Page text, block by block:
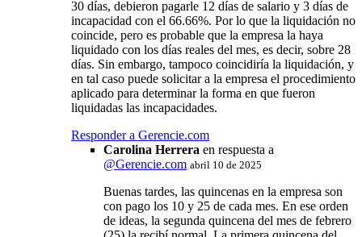
30 días, debieron pagarle 12 días de salario y 3 días de
incapacidad con el 66.66%. Por lo que la liquidación no
coincide, pero es probable que la empresa la haya
liquidado con los días reales del mes, es decir, sobre 28
días. Sin embargo, tampoco coincidiría la liquidación, y
en tal caso puede solicitar a la empresa el procedimiento
aplicado para determinar la forma en que fueron
liquidadas las incapacidades.
Responder a Gerencie.com
Carolina Herrera en respuesta a
@Gerencie.com abril 10 de 2025
Buenas tardes, las quincenas en la empresa son
con pago los 10 y 25 de cada mes. En ese orden
de ideas, la segunda quincena del mes de febrero